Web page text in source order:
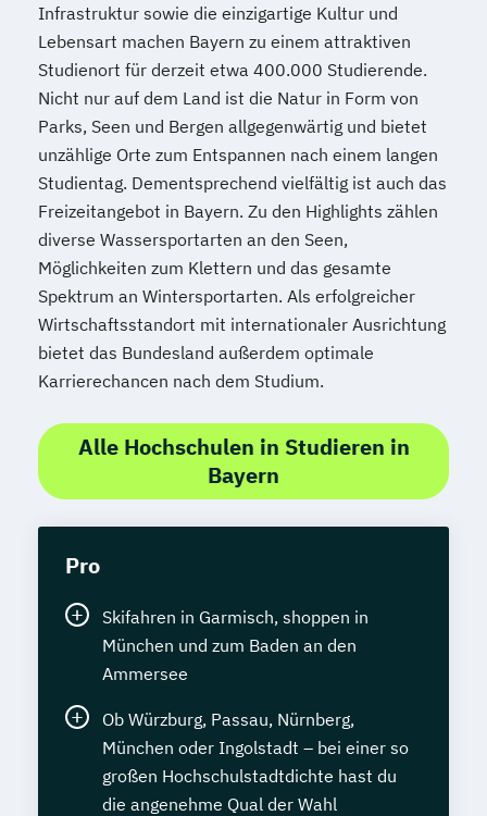
Infrastruktur sowie die einzigartige Kultur und
Lebensart machen Bayern zu einem attraktiven
Studienort für derzeit etwa 400.000 Studierende.
Nicht nur auf dem Land ist die Natur in Form von
Parks, Seen und Bergen allgegenwärtig und bietet
unzählige Orte zum Entspannen nach einem langen
Studientag. Dementsprechend vielfältig ist auch das
Freizeitangebot in Bayern. Zu den Highlights zählen
diverse Wassersportarten an den Seen,
Möglichkeiten zum Klettern und das gesamte
Spektrum an Wintersportarten. Als erfolgreicher
Wirtschaftsstandort mit internationaler Ausrichtung
bietet das Bundesland außerdem optimale
Karrierechancen nach dem Studium.
Alle Hochschulen in Studieren in
Bayern
Pro
Skifahren in Garmisch, shoppen in
München und zum Baden an den
Ammersee
Ob Würzburg, Passau, Nürnberg,
München oder Ingolstadt – bei einer so
großen Hochschulstadtdichte hast du
die angenehme Qual der Wahl